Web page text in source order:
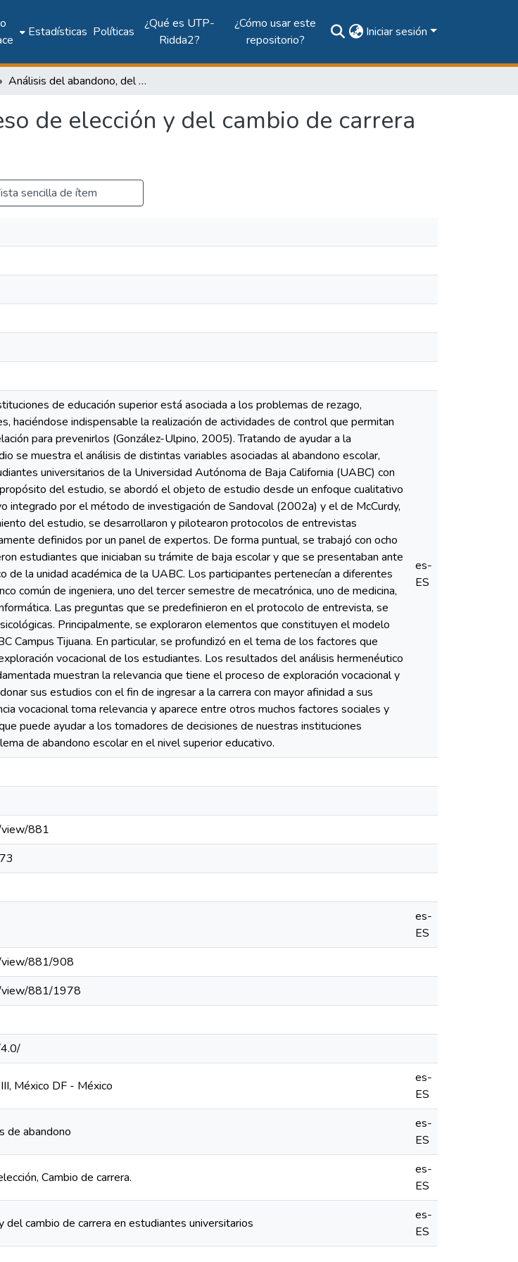
Estadísticas Políticas
¿Qué es UTP-
Ridda2?
¿Cómo usar este
repositorio?
Iniciar sesión
Análisis del abandono, del proceso de elección y del cambio de carrera en estudiantes universitarios
de elección y del cambio de carrera
sencilla de ítem
de educación superior está asociada a los problemas de rezago,
haciéndose indispensable la realización de actividades de control que permitan
para prevenirlos (González-Ulpino, 2005). Tratando de ayudar a la
se muestra el análisis de distintas variables asociadas al abandono escolar,
universitarios de la Universidad Autónoma de Baja California (UABC) con
del estudio, se abordó el objeto de estudio desde un enfoque cualitativo
integrado por el método de investigación de Sandoval (2002a) y el de McCurdy,
del estudio, se desarrollaron y pilotearon protocolos de entrevistas
definidos por un panel de expertos. De forma puntual, se trabajó con ocho
estudiantes que iniciaban su trámite de baja escolar y que se presentaban ante
la unidad académica de la UABC. Los participantes pertenecían a diferentes
común de ingeniera, uno del tercer semestre de mecatrónica, uno de medicina,
Las preguntas que se predefinieron en el protocolo de entrevista, se
Principalmente, se exploraron elementos que constituyen el modelo
Campus Tijuana. En particular, se profundizó en el tema de los factores que
vocacional de los estudiantes. Los resultados del análisis hermenéutico
muestran la relevancia que tiene el proceso de exploración vocacional y
sus estudios con el fin de ingresar a la carrera con mayor afinidad a sus
vocacional toma relevancia y aparece entre otros muchos factores sociales y
puede ayudar a los tomadores de decisiones de nuestras instituciones
de abandono escolar en el nivel superior educativo.
es-
ES
view/881
es-
ES
view/881/908
view/881/1978
México DF - México
es-
ES
de abandono
es-
ES
Cambio de carrera.
es-
ES
cambio de carrera en estudiantes universitarios
es-
ES